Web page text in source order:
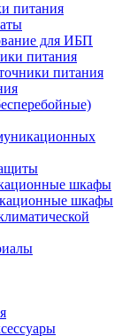
питания
для ИБП
питания
питания
шкафы
шкафы